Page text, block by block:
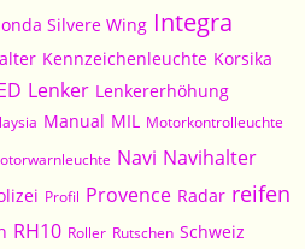
Silvere Wing Integra
Kennzeichenleuchte Korsika
Lenker Lenkererhöhung
Manual MIL Motorkontrolleuchte
Navi Navihalter
Profil Provence Radar reifen
RH10 Roller Rutschen Schweiz